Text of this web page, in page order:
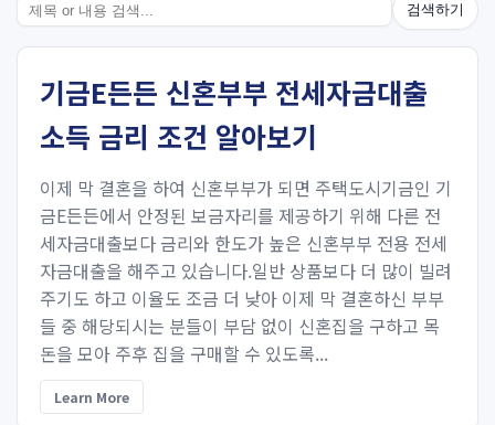
검색하기
기금E든든 신혼부부 전세자금대출
소득 금리 조건 알아보기
이제 막 결혼을 하여 신혼부부가 되면 주택도시기금인 기
금E든든에서 안정된 보금자리를 제공하기 위해 다른 전
세자금대출보다 금리와 한도가 높은 신혼부부 전용 전세
자금대출을 해주고 있습니다.일반 상품보다 더 많이 빌려
주기도 하고 이율도 조금 더 낮아 이제 막 결혼하신 부부
들 중 해당되시는 분들이 부담 없이 신혼집을 구하고 목
돈을 모아 주후 집을 구매할 수 있도록...
Learn More